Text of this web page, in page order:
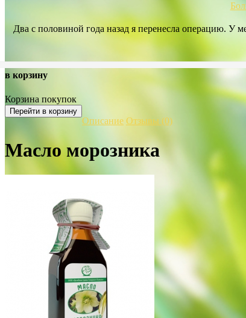
Два с половиной года назад я перенесла операцию. У
в корзину
Корзина покупок
Перейти в корзину
Описание Отзывы (0)
Масло морозника